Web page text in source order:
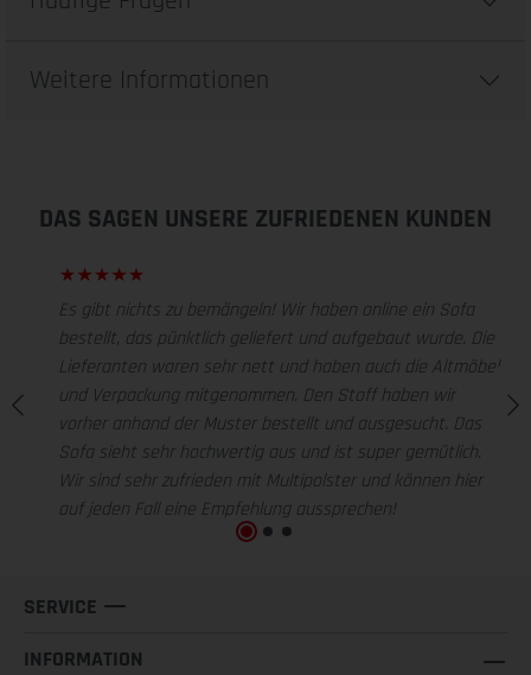
Weitere Informationen
DAS SAGEN UNSERE ZUFRIEDENEN KUNDEN
Es gibt nichts zu bemängeln! Wir haben online ein Sofa
bestellt, das pünktlich geliefert und aufgebaut wurde. Die
Lieferanten waren sehr nett und haben auch die Altmöbel
und Verpackung mitgenommen. Den Stoff haben wir
vorher anhand der Muster bestellt und ausgesucht. Das
Sofa sieht sehr hochwertig aus und ist super gemütlich.
Wir sind sehr zufrieden mit Multipolster und können hier
auf jeden Fall eine Empfehlung aussprechen!
SERVICE
INFORMATION